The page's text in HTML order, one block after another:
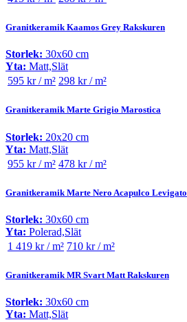
Granitkeramik Kaamos Grey Rakskuren
Storlek: 30x60 cm
Yta: Matt,Slät
595 kr / m² 298 kr / m²
Granitkeramik Marte Grigio Marostica
Storlek: 20x20 cm
Yta: Matt,Slät
955 kr / m² 478 kr / m²
Granitkeramik Marte Nero Acapulco Levigato
Storlek: 30x60 cm
Yta: Polerad,Slät
1 419 kr / m² 710 kr / m²
Granitkeramik MR Svart Matt Rakskuren
Storlek: 30x60 cm
Yta: Matt,Slät